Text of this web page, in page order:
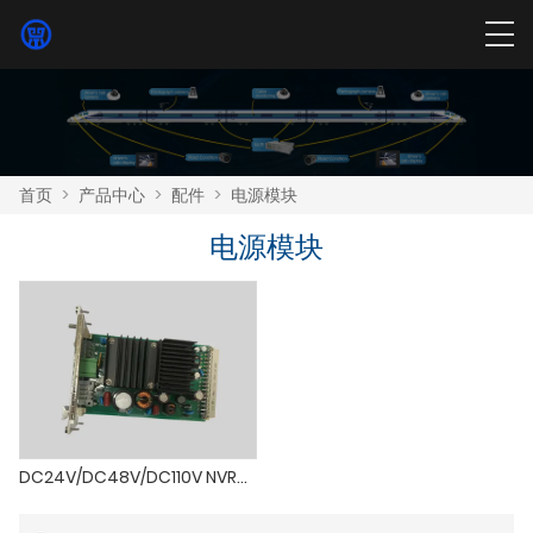
首页 > 产品中心 > 配件 > 电源模块
电源模块
DC24V/DC48V/DC110V NVR电源模块